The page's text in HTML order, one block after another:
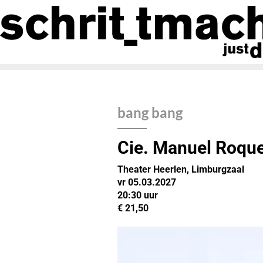
bang bang
Cie. Manuel
Theater Heerlen, Limburgzaal
vr 05.03.2027
20:30 uur
€ 21,50